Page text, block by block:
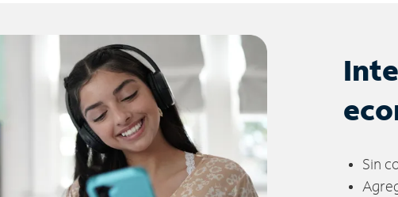
Sin